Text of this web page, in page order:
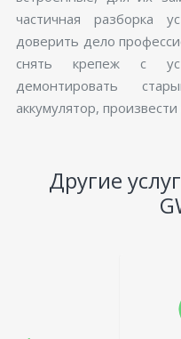
частичная разборка
доверить дело
снять крепеж с
демонтировать
аккумулятор,
Другие